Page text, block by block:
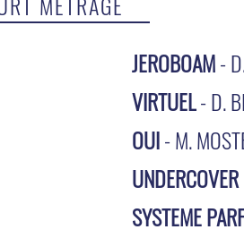
JEROBOAM-
VIRTUEL- D.
OUI- M.
UNDERCOVER
SYSTEME